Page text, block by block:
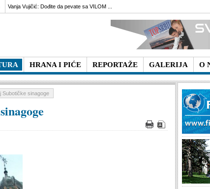
HRANA I PIĆE REPORTAŽE GALERIJA O
Vanja Vujičić: Dođite da pevate sa VILOM ...
Subotičke sinagoge